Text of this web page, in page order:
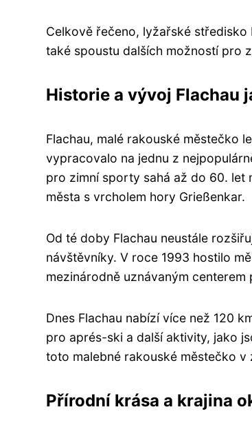
Celkově řečeno, lyžařské
také spoustu dalších možností pro
Historie a vývoj Flachau
Flachau, malé rakouské městečko
vypracovalo na jednu z
pro zimní sporty sahá až do 60. let
města s vrcholem hory Grießenkar.
Od té doby Flachau neustále
návštěvníky. V roce 1993 hostilo
mezinárodně uznávaným
Dnes Flachau nabízí více než 120
pro aprés-ski a další aktivity, jako
toto malebné rakouské městečko
Přírodní krása a krajina